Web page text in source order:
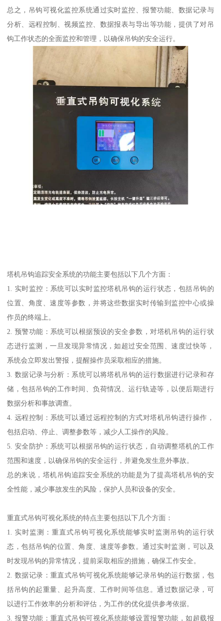
总之，吊钩可视化监控系统通过实时监控、报警功能、数据记录与
分析、远程控制、视频监控、数据报表与导出等功能，提供了对吊
钩工作状态的全面监控和管理，以确保吊钩的安全运行。
塔机吊钩追踪安全系统的功能主要包括以下几个方面：
1. 实时监控：系统可以实时监控塔机吊钩的运行状态，包括吊钩的
位置、角度、速度等参数，并将这些数据实时传输到监控中心或操
作员的终端上。
2. 预警功能：系统可以根据预设的安全参数，对塔机吊钩的运行状
态进行监测，一旦发现异常情况，如超过安全范围、速度过快等，
系统会立即发出警报，提醒操作员采取相应的措施。
3. 数据记录与分析：系统可以将塔机吊钩的运行数据进行记录和存
储，包括吊钩的工作时间、负荷情况、运行轨迹等，以便后期进行
数据分析和事故调查。
4. 远程控制：系统可以通过远程控制的方式对塔机吊钩进行操作，
包括启动、停止、调整参数等，减少人工操作的风险。
5. 安全防护：系统可以根据吊钩的运行状态，自动调整塔机的工作
范围和速度，以确保吊钩的安全运行，并避免发生意外事故。
总的来说，塔机吊钩追踪安全系统的功能是为了提高塔机吊钩的安
全性能，减少事故发生的风险，保护人员和设备的安全。
重直式吊钩可视化系统的特点主要包括以下几个方面：
1. 实时监测：重直式吊钩可视化系统能够实时监测吊钩的运行状
态，包括吊钩的位置、角度、速度等参数。通过实时监测，可以及
时发现吊钩的异常情况，提前采取相应的措施，确保工作安全。
2. 数据记录：重直式吊钩可视化系统能够记录吊钩的运行数据，包
括吊钩的起重量、起升高度、工作时间等信息。通过数据记录，可
以进行工作效率的分析和评估，为工作的优化提供参考依据。
3. 报警功能：重直式吊钩可视化系统能够设置报警功能，如超载报